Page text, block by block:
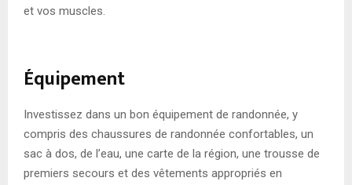
et vos muscles.
Équipement
Investissez dans un bon équipement de randonnée, y
compris des chaussures de randonnée confortables, un
sac à dos, de l’eau, une carte de la région, une trousse de
premiers secours et des vêtements appropriés en